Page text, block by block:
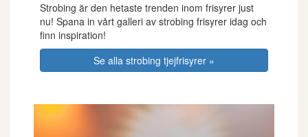
Strobing är den hetaste trenden inom frisyrer just
nu! Spana in vårt galleri av strobing frisyrer idag och
finn inspiration!
Se alla strobing tjejfrisyrer »